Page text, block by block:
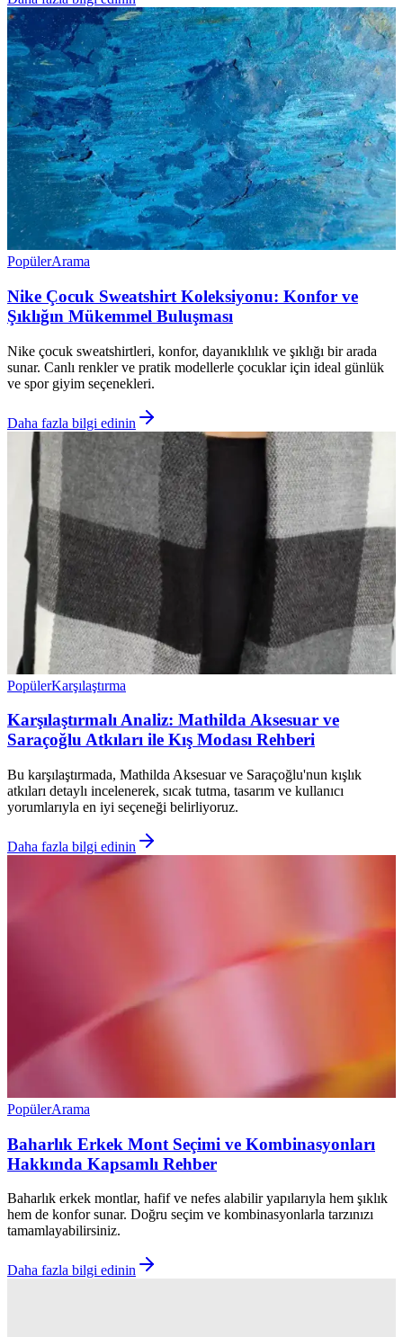
PopülerArama
Nike Çocuk Sweatshirt Koleksiyonu: Konfor ve
Şıklığın Mükemmel Buluşması
Nike çocuk sweatshirtleri, konfor, dayanıklılık ve şıklığı bir arada
sunar. Canlı renkler ve pratik modellerle çocuklar için ideal günlük
ve spor giyim seçenekleri.
Daha fazla bilgi edinin
PopülerKarşılaştırma
Karşılaştırmalı Analiz: Mathilda Aksesuar ve
Saraçoğlu Atkıları ile Kış Modası Rehberi
Bu karşılaştırmada, Mathilda Aksesuar ve Saraçoğlu'nun kışlık
atkıları detaylı incelenerek, sıcak tutma, tasarım ve kullanıcı
yorumlarıyla en iyi seçeneği belirliyoruz.
Daha fazla bilgi edinin
PopülerArama
Baharlık Erkek Mont Seçimi ve Kombinasyonları
Hakkında Kapsamlı Rehber
Baharlık erkek montlar, hafif ve nefes alabilir yapılarıyla hem şıklık
hem de konfor sunar. Doğru seçim ve kombinasyonlarla tarzınızı
tamamlayabilirsiniz.
Daha fazla bilgi edinin